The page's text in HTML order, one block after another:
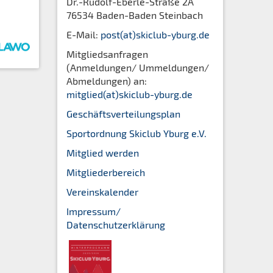
76534 Baden-Baden Steinbach
E-Mail: post(at)skiclub-yburg.de
Mitgliedsanfragen
(Anmeldungen/ Ummeldungen/
Abmeldungen) an:
mitglied(at)skiclub-yburg.de
Geschäftsverteilungsplan
Sportordnung Skiclub Yburg e.V.
Mitglied werden
Mitgliederbereich
Vereinskalender
Impressum/
Datenschutzerklärung